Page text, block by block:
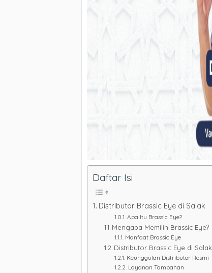
Daftar Isi
Distributor Brassic Eye di Salak
Apa Itu Brassic Eye?
Mengapa Memilih Brassic Eye?
Manfaat Brassic Eye
Distributor Brassic Eye di Salak
Keunggulan Distributor Resmi
Layanan Tambahan